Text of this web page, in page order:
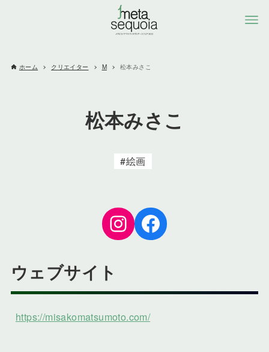
ホーム クリエイター M 松本みさこ
松本みさこ
絵画
Instagram
Facebook
ウェブサイト
https://misakomatsumoto.com/